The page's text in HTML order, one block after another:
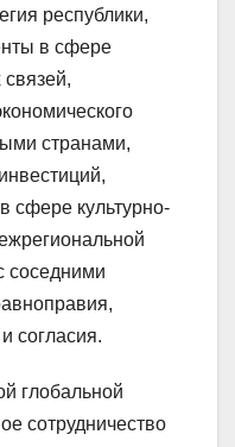
республики,
в сфере
странами,
сфере культурно-
соседними
согласия.
глобальной
сотрудничество